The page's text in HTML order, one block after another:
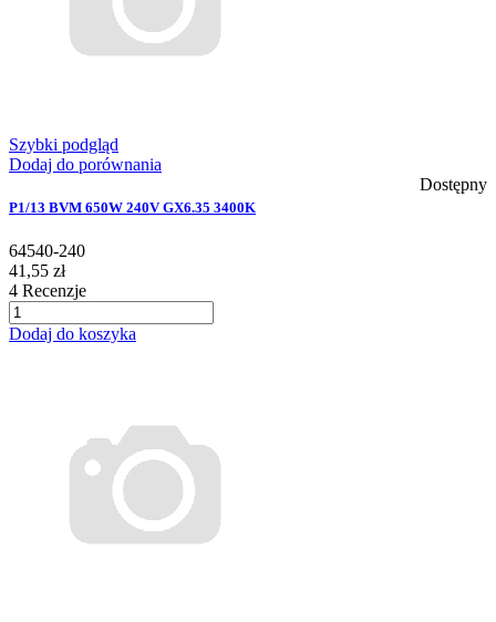
Szybki podgląd
Dodaj do porównania
Dostępny
P1/13 BVM 650W 240V GX6.35 3400K
64540-240
41,55 zł
4 Recenzje
Dodaj do koszyka